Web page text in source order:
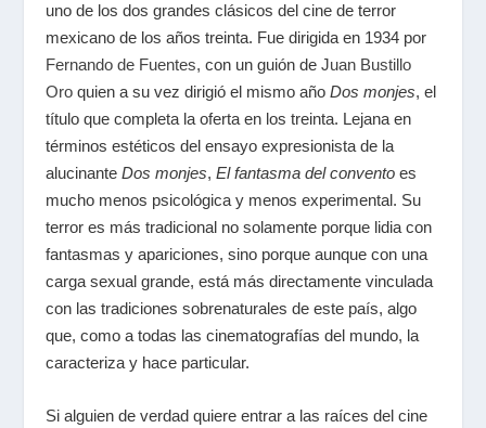
uno de los dos grandes clásicos del cine de terror
mexicano de los años treinta. Fue dirigida en 1934 por
Fernando de Fuentes, con un guión deJuan Bustillo
Oro quien a su vez dirigió el mismo añoDos monjes, el
título que completa la oferta en los treinta. Lejana en
términos estéticos del ensayo expresionista de la
alucinanteDos monjes,El fantasma del convento es
mucho menos psicológica y menos experimental. Su
terror es más tradicional no solamente porque lidia con
fantasmas y apariciones, sino porque aunque con una
carga sexual grande, está más directamente vinculada
con las tradiciones sobrenaturales de este país, algo
que, como a todas las cinematografías del mundo, la
caracteriza y hace particular.
Si alguien de verdad quiere entrar a las raíces del cine